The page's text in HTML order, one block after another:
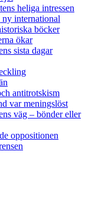
heliga intressen
international
böcker
ökar
sista dagar
antitrotskism
var meningslöst
väg – bönder eller
oppositionen